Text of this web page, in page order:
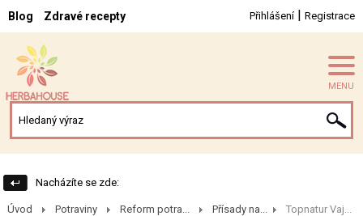
Blog Zdravé recepty Přihlášení| Registrace
MENU
Nacházíte se zde:
Úvod Potraviny Reform potra... Přísady na... Topnatur Vaj...